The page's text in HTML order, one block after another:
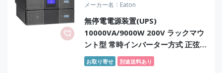
メーカー名 Eaton
無停電電源装置(UPS)
10000VA/9000W 200V ラックマウ
ント型 常時インバーター方式 正弦波
センドバック6年保証付
お取り寄せ 別途送料あり